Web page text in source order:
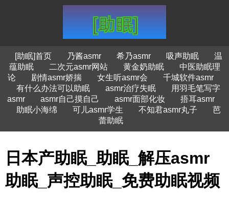
[助眠]首页 乃酱asmr 希乃asmr 吸声助眠
温
蕴助眠
二次元asmr网站 黄金奶助眠
中医助眠理
论
剧情asmr娇揣 女生听asmr会
千城软件asmr
有什么办法可以助眠
asmr治疗失眠
用羽毛笔写字
asmr
asmr自己摸自己 asmr面部化妆
捂耳asmr
助眠小海绵
可儿asmr学生 不知君asmr丸子
芭
蕾助眠
日本产助眠_助眠_解压asmr
助眠_声控助眠_免费助眠视频